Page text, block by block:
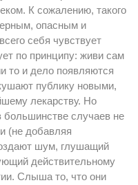
К сожалению, такого
опасным и
себя чувствует
по принципу: живи сам
то и дело появляются
публику новыми,
лекарству. Но
случаев не
(не добавляя
шум, глушащий
действительному
Слыша то, что они